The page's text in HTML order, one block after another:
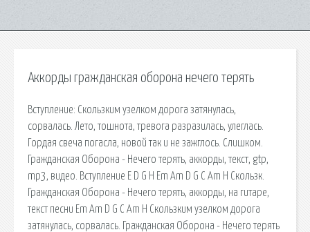
Аккорды гражданская оборона нечего терять
Вступление: Скользким узелком дорога затянулась,
сорвалась. Лето, тошнота, тревога разразилась, улеглась.
Гордая свеча погасла, новой так и не зажглось. Слишком.
Гражданская Оборона - Нечего терять, аккорды, текст, gtp,
mp3, видео. Вступление E D G H Em Am D G C Am H Скользк.
Гражданская Оборона - Нечего терять, аккорды, на гитаре,
текст песни Em Am D G C Am H Скользким узелком дорога
затянулась, сорвалась. Гражданская Оборона - Нечего терять